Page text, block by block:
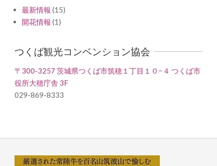
最新情報 (15)
開花情報 (1)
つくば観光コンベンション協会
〒300-3257 茨城県つくば市筑穂１丁目１０−４ つくば市
役所大穂庁舎 3F
029-869-8333